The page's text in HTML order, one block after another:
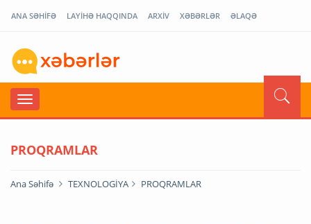
ANA SƏHİFƏ LAYİHƏ HAQQINDA ARXİV XƏBƏRLƏR ƏLAQƏ
PROQRAMLAR
Ana Səhifə TEXNOLOGİYA PROQRAMLAR